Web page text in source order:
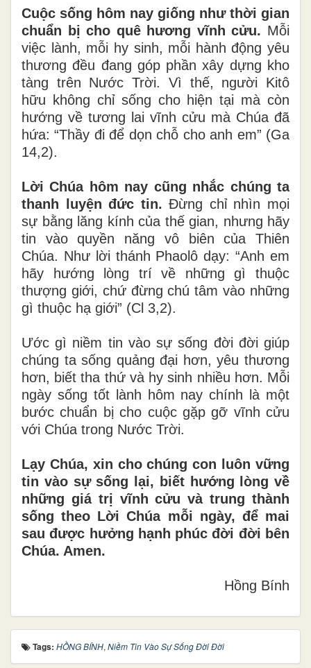
Cuộc sống hôm nay giống như thời gian
chuẩn bị cho quê hương vĩnh cửu. Mỗi
việc lành, mỗi hy sinh, mỗi hành động yêu
thương đều đang góp phần xây dựng kho
tàng trên Nước Trời. Vì thế, người Kitô
hữu không chỉ sống cho hiện tại mà còn
hướng về tương lai vĩnh cửu mà Chúa đã
hứa: “Thầy đi để dọn chỗ cho anh em” (Ga
14,2).
Lời Chúa hôm nay cũng nhắc chúng ta
thanh luyện đức tin. Đừng chỉ nhìn mọi
sự bằng lăng kính của thế gian, nhưng hãy
tin vào quyền năng vô biên của Thiên
Chúa. Như lời thánh Phaolô dạy: “Anh em
hãy hướng lòng trí về những gì thuộc
thượng giới, chứ đừng chú tâm vào những
gì thuộc hạ giới” (Cl 3,2).
Ước gì niềm tin vào sự sống đời đời giúp
chúng ta sống quảng đại hơn, yêu thương
hơn, biết tha thứ và hy sinh nhiều hơn. Mỗi
ngày sống tốt lành hôm nay chính là một
bước chuẩn bị cho cuộc gặp gỡ vĩnh cửu
với Chúa trong Nước Trời.
Lạy Chúa, xin cho chúng con luôn vững
tin vào sự sống lại, biết hướng lòng về
những giá trị vĩnh cửu và trung thành
sống theo Lời Chúa mỗi ngày, để mai
sau được hưởng hạnh phúc đời đời bên
Chúa. Amen.
Hồng Bính
Tags: HỒNG BÍNH, Niềm Tin Vào Sự Sống Đời Đời